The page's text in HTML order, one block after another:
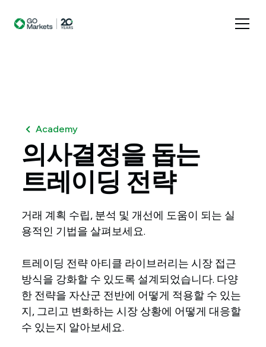
Academy
의사결정을 돕는
트레이딩 전략
거래 계획 수립, 분석 및 개선에 도움이 되는 실
용적인 기법을 살펴보세요.
트레이딩 전략 아티클 라이브러리는 시장 접근
방식을 강화할 수 있도록 설계되었습니다. 다양
한 전략을 자산군 전반에 어떻게 적용할 수 있는
지, 그리고 변화하는 시장 상황에 어떻게 대응할
수 있는지 알아보세요.